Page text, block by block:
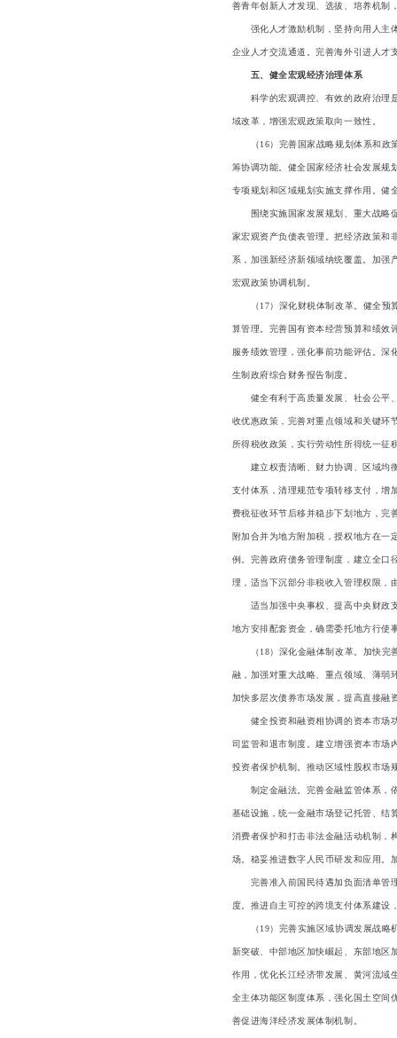
善青年创新人才发现、选拔、培养机制
强化人才激励机制，坚持向用人主体
企业人才交流通道。完善海外引进人才
五、健全宏观经济治理体系
科学的宏观调控、有效的政府治理是
域改革，增强宏观政策取向一致性。
（16）完善国家战略规划体系和政策
筹协调功能。健全国家经济社会发展规
专项规划和区域规划实施支撑作用。健
围绕实施国家发展规划、重大战略促
家宏观资产负债表管理。把经济政策和
系，加强新经济新领域纳统覆盖。加强
宏观政策协调机制。
（17）深化财税体制改革。健全预算
算管理。完善国有资本经营预算和绩效
服务绩效管理，强化事前功能评估。深
生制政府综合财务报告制度。
健全有利于高质量发展、社会公平、
收优惠政策，完善对重点领域和关键环
所得税收政策，实行劳动性所得统一征
建立权责清晰、财力协调、区域均衡
支付体系，清理规范专项转移支付，增
费税征收环节后移并稳步下划地方，完
附加合并为地方附加税，授权地方在一
例。完善政府债务管理制度，建立全口
理，适当下沉部分非税收入管理权限，
适当加强中央事权、提高中央财政支
地方安排配套资金，确需委托地方行使
（18）深化金融体制改革。加快完善
融，加强对重大战略、重点领域、薄弱
加快多层次债券市场发展，提高直接融
健全投资和融资相协调的资本市场功
司监管和退市制度。建立增强资本市场
投资者保护机制。推动区域性股权市场
制定金融法。完善金融监管体系，依
基础设施，统一金融市场登记托管、结
消费者保护和打击非法金融活动机制，
场。稳妥推进数字人民币研发和应用。
完善准入前国民待遇加负面清单管理
度。推进自主可控的跨境支付体系建设
（19）完善实施区域协调发展战略机
新突破、中部地区加快崛起、东部地区
作用，优化长江经济带发展、黄河流域
全主体功能区制度体系，强化国土空间
善促进海洋经济发展体制机制。